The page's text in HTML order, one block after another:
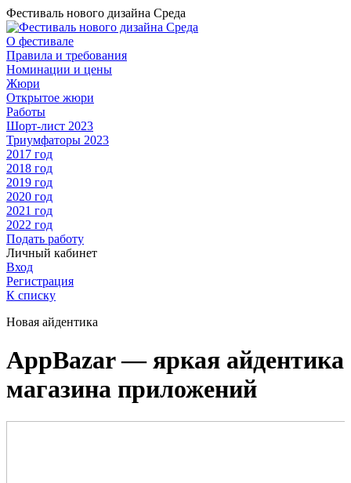
Фестиваль нового дизайна Среда
О фестивале
Правила и требования
Номинации и цены
Жюри
Открытое жюри
Работы
Шорт-лист 2023
Триумфаторы 2023
2017 год
2018 год
2019 год
2020 год
2021 год
2022 год
Подать работу
Личный кабинет
Вход
Регистрация
К списку
Новая айдентика
AppBazar — яркая айдентика
магазина приложений